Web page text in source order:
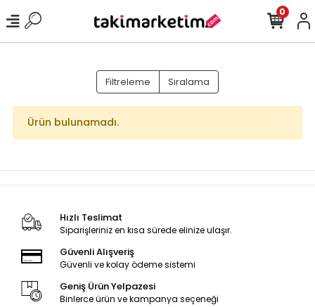
0
Filtreleme Sıralama
Ürün bulunamadı.
Hızlı Teslimat
Siparişleriniz en kısa sürede elinize ulaşır.
Güvenli Alışveriş
Güvenli ve kolay ödeme sistemi
Geniş Ürün Yelpazesi
Binlerce ürün ve kampanya seçeneği